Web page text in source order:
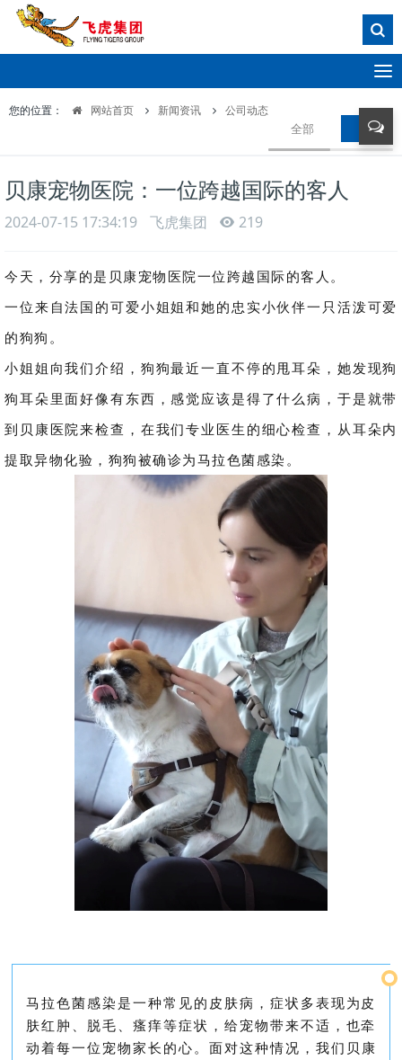
T
o
g
g
l
t
n
您的位置： 网站首页 新闻资讯 公司动态
全部 公司动
贝康宠物医院：一位跨越国际的客人
2024-07-15 17:34:19 飞虎集团 219
今天，分享的是贝康宠物医院一位跨越国际的客人。
一位来自法国的可爱小姐姐和她的忠实小伙伴一只活泼可爱
的狗狗。
小姐姐向我们介绍，狗狗最近一直不停的甩耳朵，她发现狗
狗耳朵里面好像有东西，感觉应该是得了什么病，于是就带
到贝康医院来检查，在我们专业医生的细心检查，从耳朵内
提取异物化验，狗狗被确诊为马拉色菌感染。
马拉色菌感染是一种常见的皮肤病，症状多表现为皮
肤红肿、脱毛、瘙痒等症状，给宠物带来不适，也牵
动着每一位宠物家长的心。 面对这种情况，我们贝康